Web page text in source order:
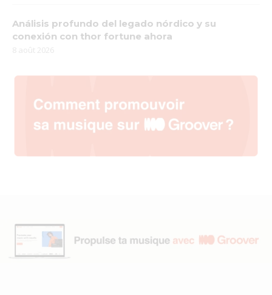
Análisis profundo del legado nórdico y su
conexión con thor fortune ahora
8 août 2026